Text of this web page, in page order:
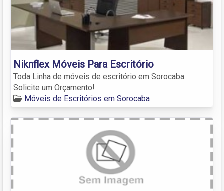
Niknflex Móveis Para Escritório
Toda Linha de móveis de escritório em Sorocaba.
Solicite um Orçamento!
Móveis de Escritórios em Sorocaba